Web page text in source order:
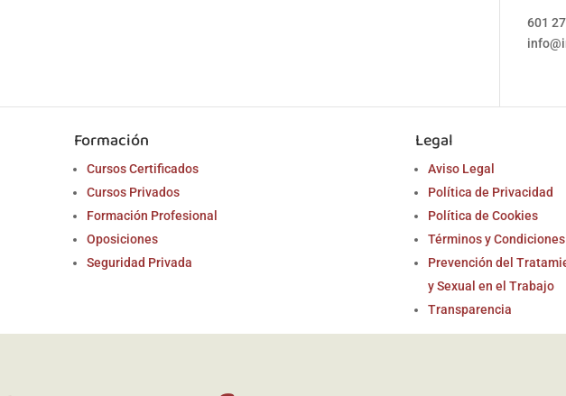
601
Formación
Cursos Certificados
Cursos Privados
Formación Profesional
Oposiciones
Seguridad Privada
Legal
Aviso Legal
Política de Privacidad
Política de Cookies
Términos y Condiciones
Prevención del
y Sexual en el Trabajo
Transparencia